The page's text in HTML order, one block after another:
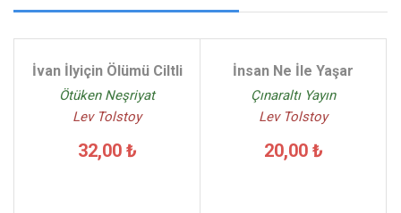
İvan İlyiçin Ölümü Ciltli
Ötüken Neşriyat
Lev Tolstoy
32,00 ₺
İnsan Ne İle Yaşar
Çınaraltı Yayın
Lev Tolstoy
20,00 ₺